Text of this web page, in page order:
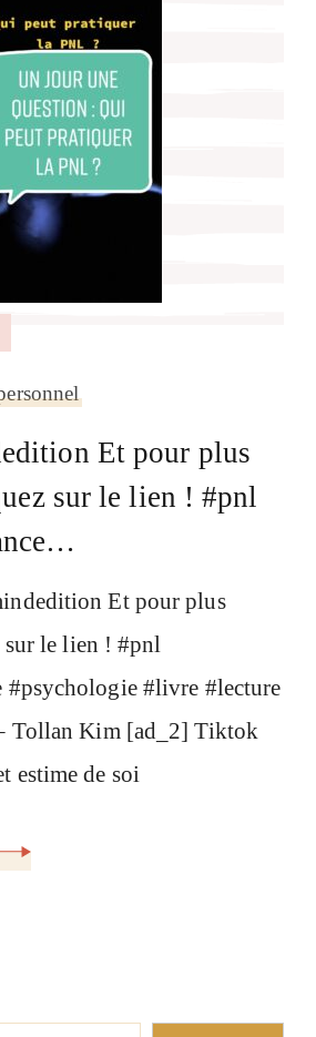
Et pour plus
sur le lien ! #pnl
Et pour plus
le lien ! #pnl
#psychologie #livre #lecture
Tollan Kim [ad_2] Tiktok
estime de soi